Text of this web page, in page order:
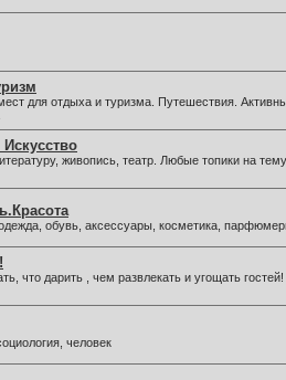
для отдыха и туризма. Путешествия.
Искусство
живопись, театр. Любые топики на
обувь, аксессуары, косметика,
что дарить , чем развлекать и угощать
человек